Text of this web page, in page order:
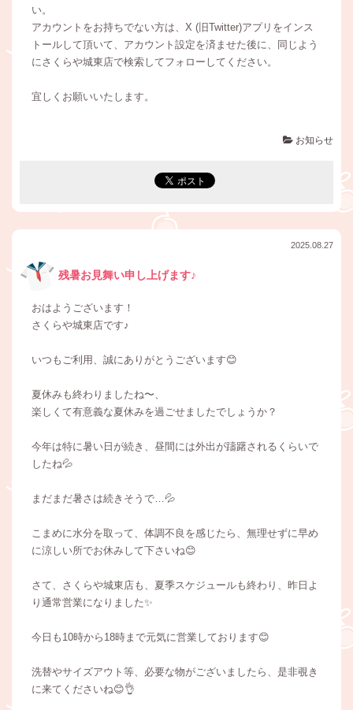
い。
アカウントをお持ちでない方は、X (旧Twitter)アプリをインス
トールして頂いて、アカウント設定を済ませた後に、同じよう
にさくらや城東店で検索してフォローしてください。
宜しくお願いいたします。
お知らせ
2025.08.27
残暑お見舞い申し上げます♪
おはようございます！
さくらや城東店です♪
いつもご利用、誠にありがとうございます😊
夏休みも終わりましたね〜、
楽しくて有意義な夏休みを過ごせましたでしょうか？
今年は特に暑い日が続き、昼間には外出が躊躇されるくらいで
したね💦
まだまだ暑さは続きそうで…💦
こまめに水分を取って、体調不良を感じたら、無理せずに早め
に涼しい所でお休みして下さいね😊
さて、さくらや城東店も、夏季スケジュールも終わり、昨日よ
り通常営業になりました✨
今日も10時から18時まで元気に営業しております😊
洗替やサイズアウト等、必要な物がございましたら、是非覗き
に来てくださいね😊👌